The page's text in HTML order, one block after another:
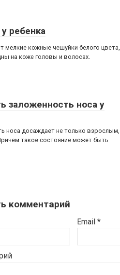
ребенка
мелкие кожные чешуйки белого цвета,
на коже головы и волосах.
заложенность носа у
носа досаждает не только взрослым,
такое состояние может быть
комментарий
Email *